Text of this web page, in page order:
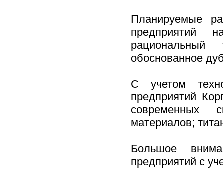
Планируемые
предприятий
рациональный
обоснованное
С учетом
предприятий
современных
материалов;
Большое
предприятий с